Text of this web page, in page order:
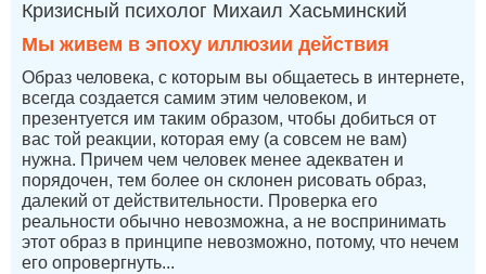
Кризисный психолог Михаил Хасьминский
Мы живем в эпоху иллюзии действия
Образ человека, с которым вы общаетесь в интернете,
всегда создается самим этим человеком, и
презентуется им таким образом, чтобы добиться от
вас той реакции, которая ему (а совсем не вам)
нужна. Причем чем человек менее адекватен и
порядочен, тем более он склонен рисовать образ,
далекий от действительности. Проверка его
реальности обычно невозможна, а не воспринимать
этот образ в принципе невозможно, потому, что нечем
его опровергнуть...